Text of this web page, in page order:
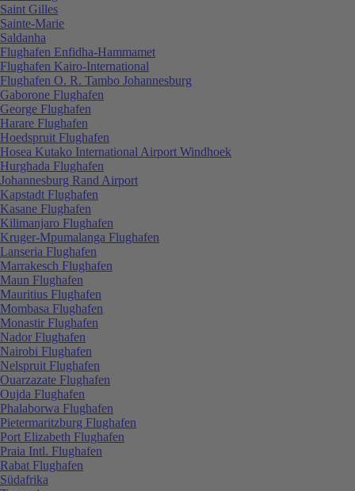
Saint Gilles
Sainte-Marie
Saldanha
Flughafen Enfidha-Hammamet
Flughafen Kairo-International
Flughafen O. R. Tambo Johannesburg
Gaborone Flughafen
George Flughafen
Harare Flughafen
Hoedspruit Flughafen
Hosea Kutako International Airport Windhoek
Hurghada Flughafen
Johannesburg Rand Airport
Kapstadt Flughafen
Kasane Flughafen
Kilimanjaro Flughafen
Kruger-Mpumalanga Flughafen
Lanseria Flughafen
Marrakesch Flughafen
Maun Flughafen
Mauritius Flughafen
Mombasa Flughafen
Monastir Flughafen
Nador Flughafen
Nairobi Flughafen
Nelspruit Flughafen
Ouarzazate Flughafen
Oujda Flughafen
Phalaborwa Flughafen
Pietermaritzburg Flughafen
Port Elizabeth Flughafen
Praia Intl. Flughafen
Rabat Flughafen
Südafrika